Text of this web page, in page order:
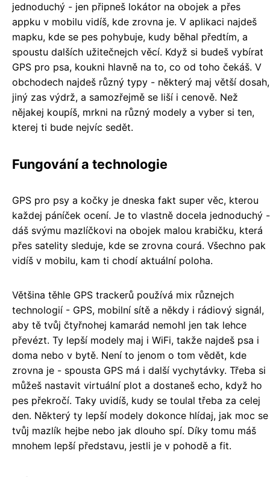
jednoduchý - jen připneš lokátor na obojek a přes
appku v mobilu vidíš, kde zrovna je. V aplikaci najdeš
mapku, kde se pes pohybuje, kudy běhal předtím, a
spoustu dalších užitečnejch věcí. Když si budeš vybírat
GPS pro psa, koukni hlavně na to, co od toho čekáš. V
obchodech najdeš různý typy - některý maj větší dosah,
jiný zas výdrž, a samozřejmě se liší i cenově. Než
nějakej koupíš, mrkni na různý modely a vyber si ten,
kterej ti bude nejvíc sedět.
Fungování a technologie
GPS pro psy a kočky je dneska fakt super věc, kterou
každej páníček ocení. Je to vlastně docela jednoduchý -
dáš svýmu mazlíčkovi na obojek malou krabičku, která
přes satelity sleduje, kde se zrovna courá. Všechno pak
vidíš v mobilu, kam ti chodí aktuální poloha.
Většina těhle GPS trackerů používá mix různejch
technologií - GPS, mobilní sítě a někdy i rádiový signál,
aby tě tvůj čtyřnohej kamarád nemohl jen tak lehce
převézt. Ty lepší modely maj i WiFi, takže najdeš psa i
doma nebo v bytě. Není to jenom o tom vědět, kde
zrovna je - spousta GPS má i další vychytávky. Třeba si
můžeš nastavit virtuální plot a dostaneš echo, když ho
pes překročí. Taky uvidíš, kudy se toulal třeba za celej
den. Některý ty lepší modely dokonce hlídaj, jak moc se
tvůj mazlík hejbe nebo jak dlouho spí. Díky tomu máš
mnohem lepší představu, jestli je v pohodě a fit.